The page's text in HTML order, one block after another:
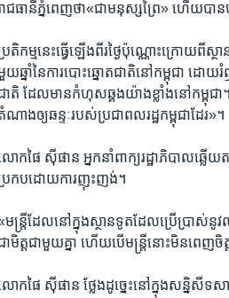
ាជធានីភ្នំពេញ​ថា​«ជា​មនុស្ស​ព្រៃ»​ ​ហើយបា
រតិកម្ម​នេះ​ធ្វើ​ឡើង​ពីរ​ថ្ងៃ​ប៉ុណ្ណោះ​ក្រោយ​ពី​
យ​ឆ្នាំ​នៃ​ការ​បោះ​ឆ្នោត​ជាតិ​នៅ​កម្ពុជា ដោយ​
ាតិ ​ដែល​មាន​កំហុស​ឆ្គង​យ៉ាង​ខ្លាំង​នៅ​កម្ពុជ
ណាង​ឲ្យ​ឆន្ទៈ​របស់​ប្រជា​ពលរដ្ឋ​កម្ពុជាដែរ»។​
ោក​ផៃ ស៊ីផាន ​អ្នក​នាំពាក្យ​រដ្ឋាភិបាលឆ្លើយ​
រកប​ដោយ​ការ​ញុះញង់។​
មន្រ្តី​ដែល​នៅ​ក្នុង​ស្ថានទូត​ដែល​ប្រើប្រាស់​
ាមិត្ត​ជាមួយ​គ្នា ​ហើយ​បើ​មន្រ្តី​នោះ​មិន​ពេញ​
ោកផៃ​ ស៊ីផាន​ ថ្លែង​ដូច្នេះ​នៅ​ក្នុង​សន្និសីទ​